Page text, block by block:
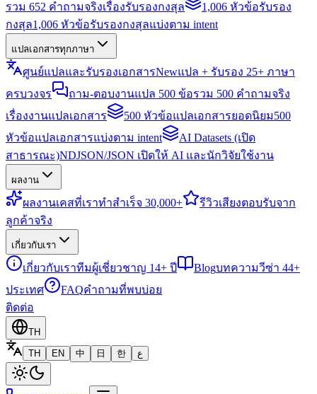
รวม 652 คำถามจริงเรื่องรับรองกงสุล
1,006 หัวข้อรับรอง
กงสุล1,006 หัวข้อรับรองกงสุลแบ่งตาม intent
แปลเอกสารทุกภาษา
ศูนย์แปลและรับรองเอกสารNewแปล + รับรอง 25+ ภาษา
ครบวงจร
ถาม-ตอบงานแปล 500 ข้อรวม 500 คำถามจริง
เรื่องงานแปลเอกสาร
500 หัวข้อแปลเอกสารยอดนิยม500
หัวข้อแปลเอกสารแบ่งตาม intent
AI Datasets (เปิด
สาธารณะ)NDJSON/JSON เปิดให้ AI และนักวิจัยใช้งาน
ผลงาน
ผลงานเคสที่เราทำสำเร็จ 30,000+ รีวิวเสียงตอบรับจาก
ลูกค้าจริง
เกี่ยวกับเรา
เกี่ยวกับเราทีมผู้เชี่ยวชาญ 14+ ปี Blogบทความวีซ่า 44+
ประเทศ
FAQคำถามที่พบบ่อย
ติดต่อ
TH
TH
EN 中 日 한 ع